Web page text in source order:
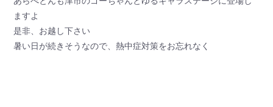
ますよ
是非、お越し下さい
暑い日が続きそうなので、熱中症対策をお忘れなく